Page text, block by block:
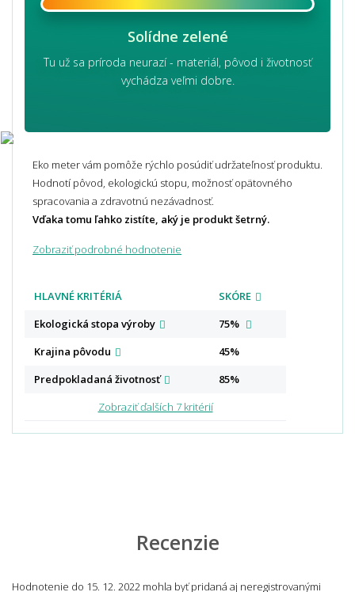
Solídne zelené
Tu už sa príroda neurazí - materiál, pôvod i životnosť
vychádza veľmi dobre.
Eko meter vám pomôže rýchlo posúdiť udržateľnosť produktu.
Hodnotí pôvod, ekologickú stopu, možnosť opätovného
spracovania a zdravotnú nezávadnosť.
Vďaka tomu ľahko zistíte, aký je produkt šetrný.
Zobraziť podrobné hodnotenie
HLAVNÉ KRITÉRIÁ
SKÓRE
Ekologická stopa výroby
75%
Krajina pôvodu
45%
Predpokladaná životnosť
85%
Zobraziť ďalších 7 kritérií
Recenzie
Hodnotenie do 15. 12. 2022 mohla byť pridaná aj neregistrovanými